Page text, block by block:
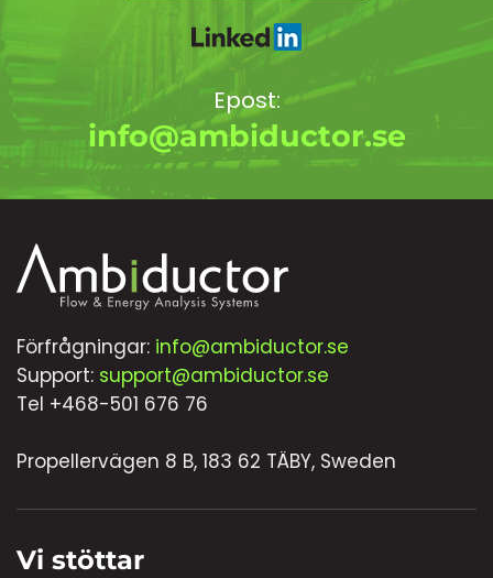
Epost:
info@ambiductor.se
Förfrågningar: info@ambiductor.se
Support: support@ambiductor.se
Tel +468-501 676 76
Propellervägen 8 B, 183 62 TÄBY, Sweden
Vi stöttar